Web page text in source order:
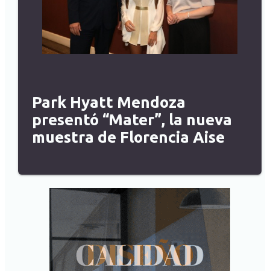
Park Hyatt Mendoza
presentó “Mater”, la nueva
muestra de Florencia Aise